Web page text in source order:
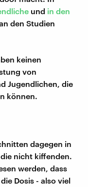
und in den
den Studien
keinen
von
Jugendlichen, die
können.
dagegen in
nicht kiffenden.
werden, dass
Dosis - also viel